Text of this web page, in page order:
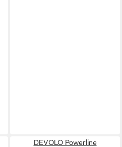
DEVOLO Powerline